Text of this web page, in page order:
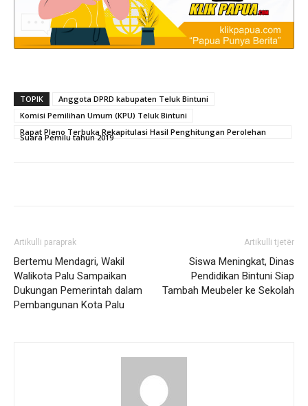
TOPIK
Anggota DPRD kabupaten Teluk Bintuni
Komisi Pemilihan Umum (KPU) Teluk Bintuni
Rapat Pleno Terbuka Rekapitulasi Hasil Penghitungan Perolehan
Suara Pemilu tahun 2019
Artikulli paraprak
Bertemu Mendagri, Wakil
Walikota Palu Sampaikan
Dukungan Pemerintah dalam
Pembangunan Kota Palu
Artikulli tjetër
Siswa Meningkat, Dinas
Pendidikan Bintuni Siap
Tambah Meubeler ke Sekolah